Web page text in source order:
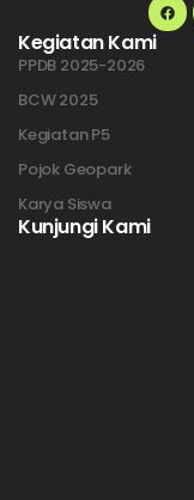
Kegiatan Kami
PPDB 2025-2026
BCW 2025
Kegiatan P5
Pojok Geopark
Karya Siswa
Kunjungi Kami